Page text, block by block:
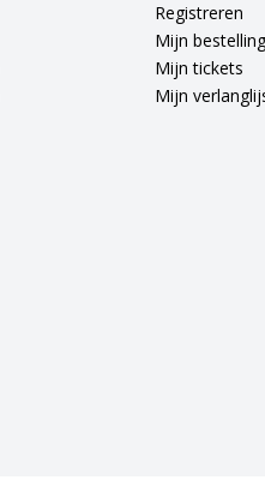
Registreren
Mijn
Mijn tickets
Mijn